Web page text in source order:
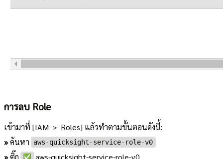
การลบ Role
เข้ามาที่ [IAM ＞ Roles] แล้วทำตามขั้นตอนดังนี้:
»ค้นหา aws-quicksight-service-role-v0
»ติ๊ก ✅
aws-quicksight-service-role-v0